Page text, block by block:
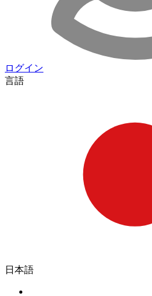
ログイン
言語
日本語